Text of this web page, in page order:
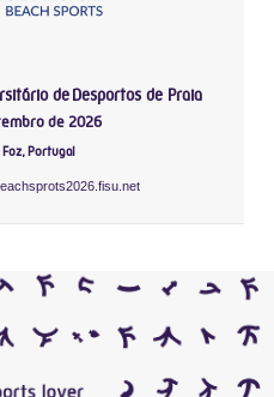
de Desportos de Praia
de 2026
Portugal